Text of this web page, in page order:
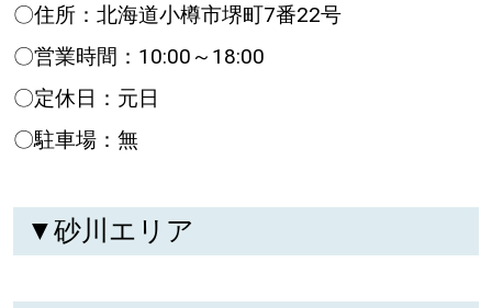
〇住所：北海道小樽市堺町7番22号
〇営業時間：10:00～18:00
〇定休日：元日
〇駐車場：無
▼砂川エリア